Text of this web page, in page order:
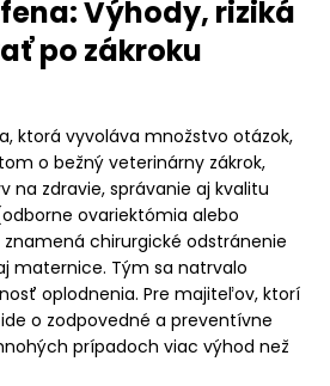
Výhody, riziká
po zákroku
ktorá vyvoláva množstvo otázok,
o bežný veterinárny zákrok,
na zdravie, správanie aj kvalitu
ovariektómia alebo
chirurgické odstránenie
maternice. Tým sa natrvalo
oplodnenia. Pre majiteľov, ktorí
o zodpovedné a preventívne
prípadoch viac výhod než